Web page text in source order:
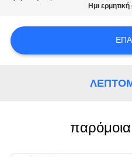
ΕΠΑΦΉ
ΜΕ
ΕΙΔΉΣΕΙΣ
ΑΠΌΣΠΑΣΜΑ
Ημι